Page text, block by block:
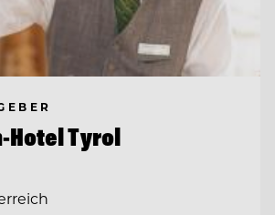
Tyrol